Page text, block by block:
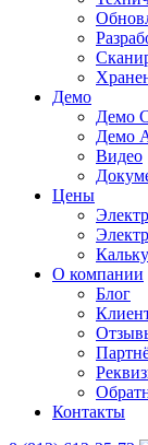
Демо
Демо
Демо
Видео
Цены
О компании
Блог
Контакты